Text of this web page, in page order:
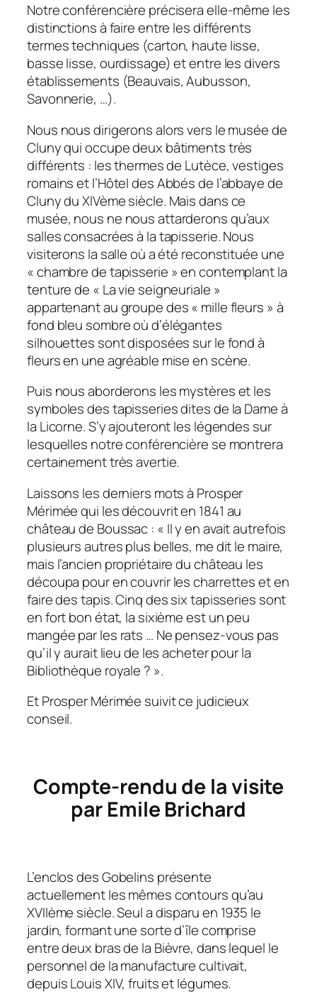
Notre conférencière précisera elle-même les
distinctions à faire entre les différents
termes techniques (carton, haute lisse,
basse lisse, ourdissage) et entre les divers
établissements (Beauvais, Aubusson,
Savonnerie, …).
Nous nous dirigerons alors vers le musée de
Cluny qui occupe deux bâtiments très
différents : les thermes de Lutèce, vestiges
romains et l’Hôtel des Abbés de l’abbaye de
Cluny du XIVème siècle. Mais dans ce
musée, nous ne nous attarderons qu’aux
salles consacrées à la tapisserie. Nous
visiterons la salle où a été reconstituée une
« chambre de tapisserie » en contemplant la
tenture de « La vie seigneuriale »
appartenant au groupe des « mille fleurs » à
fond bleu sombre où d’élégantes
silhouettes sont disposées sur le fond à
fleurs en une agréable mise en scène.
Puis nous aborderons les mystères et les
symboles des tapisseries dites de la Dame à
la Licorne. S’y ajouteront les légendes sur
lesquelles notre conférencière se montrera
certainement très avertie.
Laissons les derniers mots à Prosper
Mérimée qui les découvrit en 1841 au
château de Boussac : « II y en avait autrefois
plusieurs autres plus belles, me dit le maire,
mais l’ancien propriétaire du château les
découpa pour en couvrir les charrettes et en
faire des tapis. Cinq des six tapisseries sont
en fort bon état, la sixième est un peu
mangée par les rats … Ne pensez-vous pas
qu’il y aurait lieu de les acheter pour la
Bibliothèque royale ? ».
Et Prosper Mérimée suivit ce judicieux
conseil.
Compte-rendu de la visite
par Emile Brichard
L’enclos des Gobelins présente
actuellement les mêmes contours qu’au
XVIIème siècle. Seul a disparu en 1935 le
jardin, formant une sorte d’île comprise
entre deux bras de la Bièvre, dans lequel le
personnel de la manufacture cultivait,
depuis Louis XIV, fruits et légumes.